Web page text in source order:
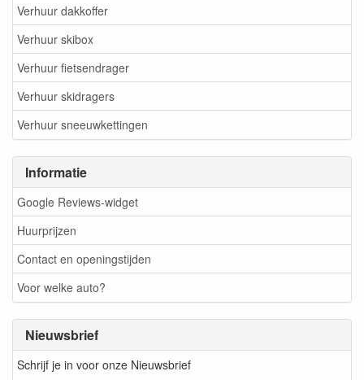
Verhuur dakkoffer
Verhuur skibox
Verhuur fietsendrager
Verhuur skidragers
Verhuur sneeuwkettingen
Informatie
Google Reviews-widget
Huurprijzen
Contact en openingstijden
Voor welke auto?
Nieuwsbrief
Schrijf je in voor onze Nieuwsbrief